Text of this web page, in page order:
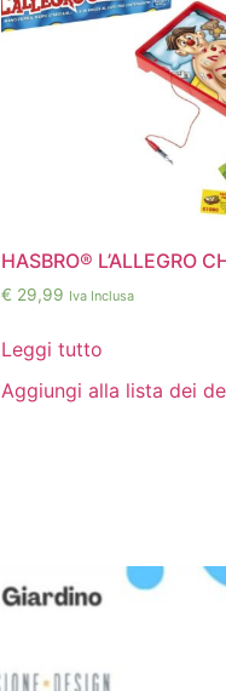
HASBRO® L’ALLEGRO
€ 29,99 Iva Inclusa
Leggi tutto
Aggiungi alla lista dei